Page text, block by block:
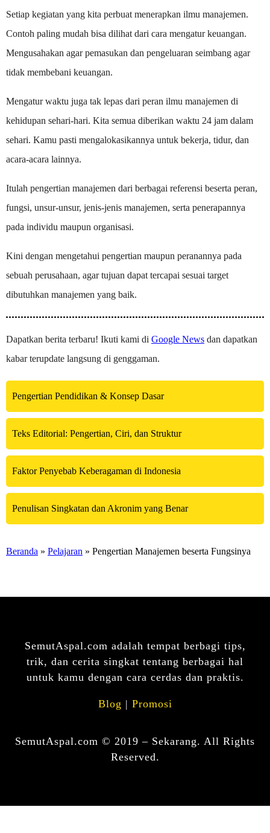
Setiap kegiatan yang kita perbuat menerapkan ilmu manajemen.
Contoh paling mudah bisa dilihat dari cara mengatur keuangan.
Mengusahakan agar pemasukan dan pengeluaran seimbang agar
tidak membebani keuangan.
Mengatur waktu juga tak lepas dari peran ilmu manajemen di
kehidupan sehari-hari. Kita semua diberikan waktu 24 jam dalam
sehari. Kamu pasti mengalokasikannya untuk bekerja, tidur, dan
acara-acara lainnya.
Itulah pengertian manajemen dari berbagai referensi beserta peran,
fungsi, unsur-unsur, jenis-jenis manajemen, serta penerapannya
pada individu maupun organisasi.
Kini dengan mengetahui pengertian maupun peranannya pada
sebuah perusahaan, agar tujuan dapat tercapai sesuai target
dibutuhkan manajemen yang baik.
Dapatkan berita terbaru! Ikuti kami di Google News dan dapatkan
kabar terupdate langsung di genggaman.
Pengertian Pendidikan & Konsep Dasar
Teks Editorial: Pengertian, Ciri, dan Struktur
Faktor Penyebab Keberagaman di Indonesia
Penulisan Singkatan dan Akronim yang Benar
Beranda » Pelajaran » Pengertian Manajemen beserta Fungsinya
SemutAspal.com adalah tempat berbagi tips,
trik, dan cerita singkat tentang berbagai hal
untuk kamu dengan cara cerdas dan praktis.
Blog | Promosi
SemutAspal.com © 2019 – Sekarang. All Rights
Reserved.